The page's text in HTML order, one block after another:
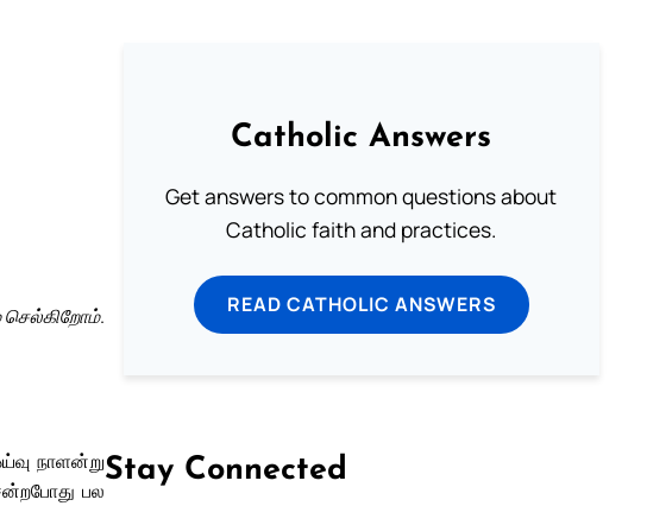
செல்கிறோம்.
நாளன்று
பல
Catholic Answers
Get answers to common questions about
Catholic faith and practices.
READ CATHOLIC ANSWERS
Stay Connected